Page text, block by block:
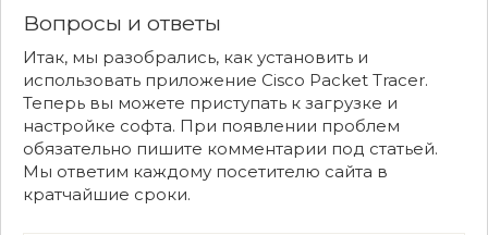
Вопросы и ответы
Итак, мы разобрались, как установить и
использовать приложение Cisco Packet Tracer.
Теперь вы можете приступать к загрузке и
настройке софта. При появлении проблем
обязательно пишите комментарии под статьей.
Мы ответим каждому посетителю сайта в
кратчайшие сроки.